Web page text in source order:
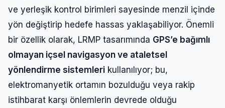
ve yerleşik kontrol birimleri sayesinde menzil içinde
yön değiştirip hedefe hassas yaklaşabiliyor. Önemli
bir özellik olarak, LRMP tasarımında GPS’e bağımlı
olmayan içsel navigasyon ve ataletsel
yönlendirme sistemleri kullanılıyor; bu,
elektromanyetik ortamın bozulduğu veya rakip
istihbarat karşı önlemlerin devrede olduğu
Giriş Yap
Kullanıcı Adı veya E-posta